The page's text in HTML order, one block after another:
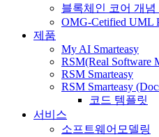
블록체인 코어 개념
OMG-Cetified UML
제품
My AI Smarteasy
RSM(Real Software
RSM Smarteasy
RSM Smarteasy
코드 템플릿
서비스
소프트웨어모델링